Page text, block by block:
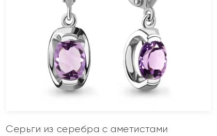
Серьги из серебра с аметистами